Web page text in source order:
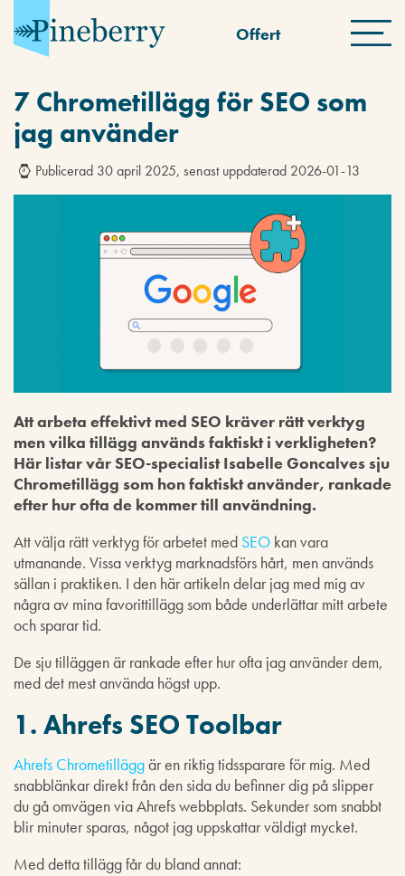
Offert
7 Chrometillägg för SEO som
jag använder
Publicerad 30 april 2025, senast uppdaterad 2026-01-13
Att arbeta effektivt med SEO kräver rätt verktyg
men vilka tillägg används faktiskt i verkligheten?
Här listar vår SEO-specialist Isabelle Goncalves sju
Chrometillägg som hon faktiskt använder, rankade
efter hur ofta de kommer till användning.
Att välja rätt verktyg för arbetet med SEO kan vara
utmanande. Vissa verktyg marknadsförs hårt, men används
sällan i praktiken. I den här artikeln delar jag med mig av
några av mina favorittillägg som både underlättar mitt arbete
och sparar tid.
De sju tilläggen är rankade efter hur ofta jag använder dem,
med det mest använda högst upp.
1. Ahrefs SEO Toolbar
Ahrefs Chrometilläggär en riktig tidssparare för mig. Med
snabblänkar direkt från den sida du befinner dig på slipper
du gå omvägen via Ahrefs webbplats. Sekunder som snabbt
blir minuter sparas, något jag uppskattar väldigt mycket.
Med detta tillägg får du bland annat: